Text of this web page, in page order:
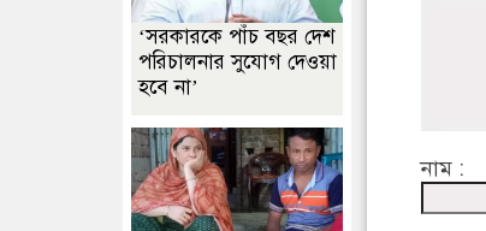
নাম :
‘সরকারকে পাঁচ বছর দেশ
পরিচালনার সুযোগ দেওয়া
হবে না’